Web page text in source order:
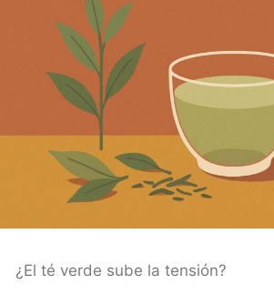
¿El té verde sube la tensión?